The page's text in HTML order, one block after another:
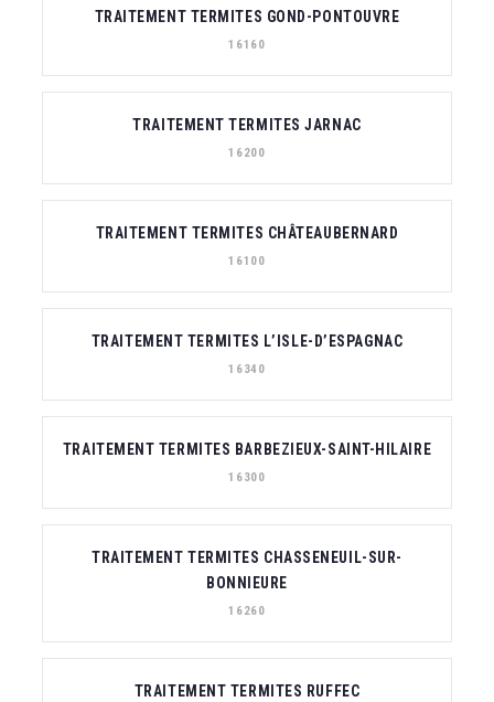
TRAITEMENT TERMITES GOND-PONTOUVRE
16160
TRAITEMENT TERMITES JARNAC
16200
TRAITEMENT TERMITES CHÂTEAUBERNARD
16100
TRAITEMENT TERMITES L’ISLE-D’ESPAGNAC
16340
TRAITEMENT TERMITES BARBEZIEUX-SAINT-HILAIRE
16300
TRAITEMENT TERMITES CHASSENEUIL-SUR-
BONNIEURE
16260
TRAITEMENT TERMITES RUFFEC